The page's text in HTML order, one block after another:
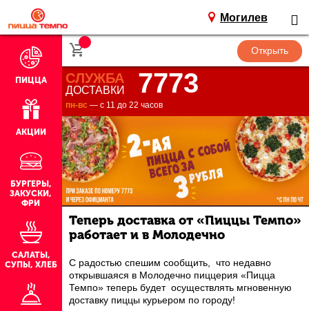
Могилев
ПИЦЦА
АКЦИИ
БУРГЕРЫ,
ЗАКУСКИ,
ФРИ
САЛАТЫ,
СУПЫ, ХЛЕБ
СЛУЖБА
ДОСТАВКИ 7773
пн-вс — с 11 до 22 часов
Теперь доставка от «Пиццы Темпо»
работает и в Молодечно
С радостью спешим сообщить, что недавно
открывшаяся в Молодечно пиццерия «Пицца
Темпо» теперь будет осуществлять мгновенную
доставку пиццы курьером по городу!